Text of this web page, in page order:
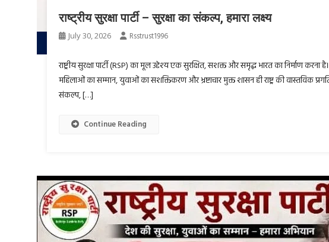
राष्ट्रीय सुरक्षा पार्टी – सुरक्षा का संकल्प, हमारा लक्ष्य
July 30, 2026 Rsstrust1996
राष्ट्रीय सुरक्षा पार्टी (RSP) का मूल उद्देश्य एक सुरक्षित, सशक्त और समृद्ध भारत का निर्माण करना
महिलाओं का सम्मान, युवाओं का सशक्तिकरण और भ्रष्टाचार मुक्त शासन ही राष्ट्र की वास्तविक
संकल्प, […]
Continue Reading